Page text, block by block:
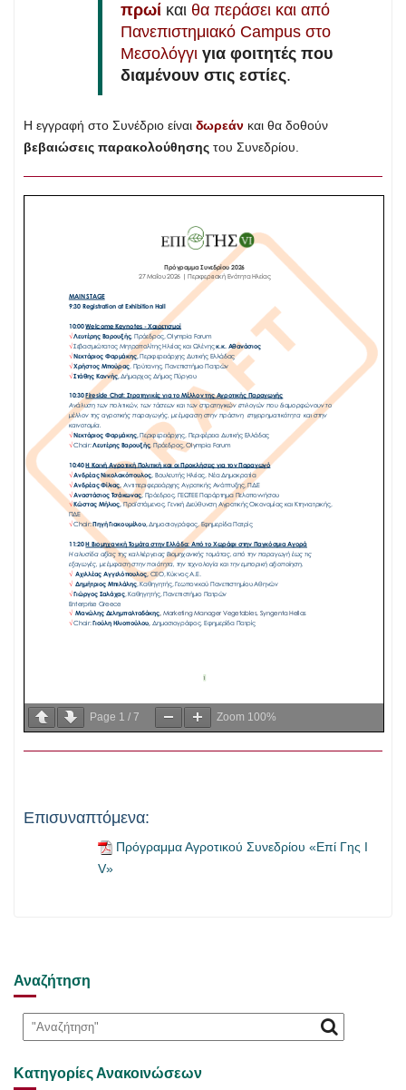
πρωί και θα περάσει και από
Πανεπιστημιακό Campus στο
Μεσολόγγι για φοιτητές που
διαμένουν στις εστίες.
Η εγγραφή στο Συνέδριο είναι δωρεάν και θα δοθούν
βεβαιώσεις παρακολούθησης του Συνεδρίου.
Page 1 / 7 Zoom 100%
Επισυναπτόμενα:
Πρόγραμμα Αγροτικού Συνεδρίου «Επί Γης I
V»
Αναζήτηση
Κατηγορίες Ανακοινώσεων